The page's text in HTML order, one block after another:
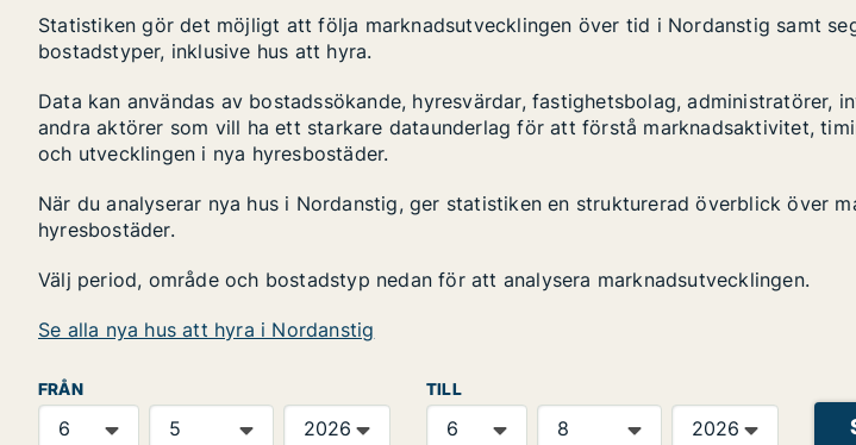
Statistiken gör det möjligt att följa marknadsutvecklingen över tid i Nordanstig samt
bostadstyper, inklusive hus att hyra.
Data kan användas av bostadssökande, hyresvärdar, fastighetsbolag, administratörer,
andra aktörer som vill ha ett starkare dataunderlag för att förstå marknadsaktivitet,
och utvecklingen i nya hyresbostäder.
När du analyserar nya hus i Nordanstig, ger statistiken en strukturerad överblick över
hyresbostäder.
Välj period, område och bostadstyp nedan för att analysera marknadsutvecklingen.
Se alla nya hus att hyra i Nordanstig
FRÅN TILL